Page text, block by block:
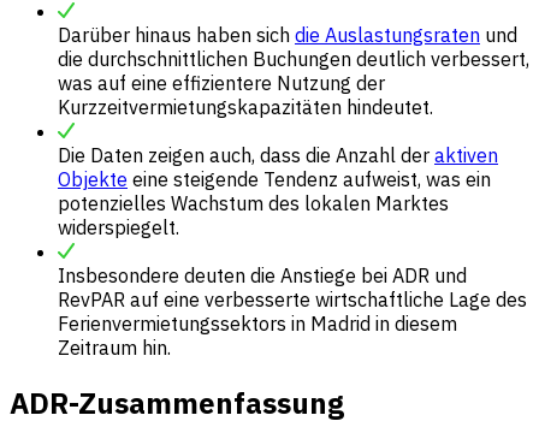
Darüber hinaus haben sich die Auslastungsraten und
die durchschnittlichen Buchungen deutlich verbessert,
was auf eine effizientere Nutzung der
Kurzzeitvermietungskapazitäten hindeutet.
Die Daten zeigen auch, dass die Anzahl der aktiven
Objekte eine steigende Tendenz aufweist, was ein
potenzielles Wachstum des lokalen Marktes
widerspiegelt.
Insbesondere deuten die Anstiege bei ADR und
RevPAR auf eine verbesserte wirtschaftliche Lage des
Ferienvermietungssektors in Madrid in diesem
Zeitraum hin.
ADR-Zusammenfassung